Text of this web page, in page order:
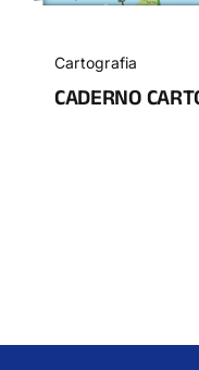
Cartografia
CADERNO